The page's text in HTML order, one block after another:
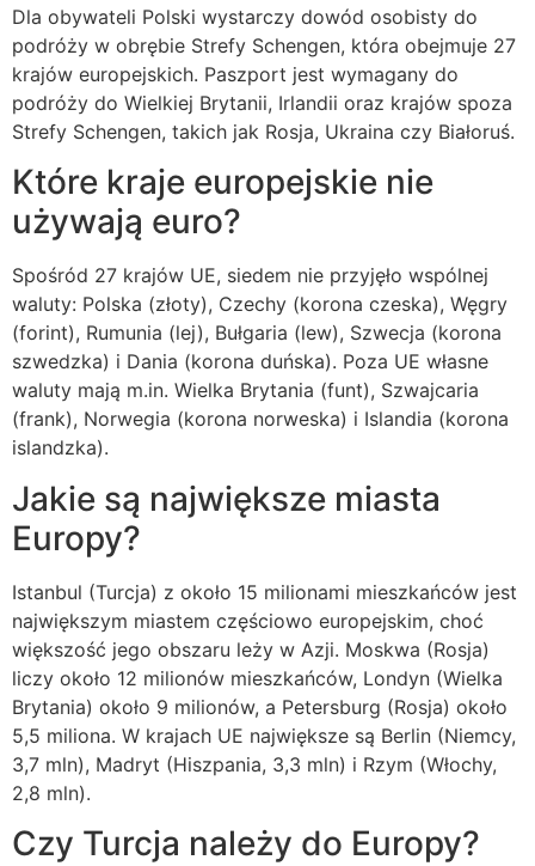
Dla obywateli Polski wystarczy dowód osobisty do
podróży w obrębie Strefy Schengen, która obejmuje 27
krajów europejskich. Paszport jest wymagany do
podróży do Wielkiej Brytanii, Irlandii oraz krajów spoza
Strefy Schengen, takich jak Rosja, Ukraina czy Białoruś.
Które kraje europejskie nie
używają euro?
Spośród 27 krajów UE, siedem nie przyjęło wspólnej
waluty: Polska (złoty), Czechy (korona czeska), Węgry
(forint), Rumunia (lej), Bułgaria (lew), Szwecja (korona
szwedzka) i Dania (korona duńska). Poza UE własne
waluty mają m.in. Wielka Brytania (funt), Szwajcaria
(frank), Norwegia (korona norweska) i Islandia (korona
islandzka).
Jakie są największe miasta
Europy?
Istanbul (Turcja) z około 15 milionami mieszkańców jest
największym miastem częściowo europejskim, choć
większość jego obszaru leży w Azji. Moskwa (Rosja)
liczy około 12 milionów mieszkańców, Londyn (Wielka
Brytania) około 9 milionów, a Petersburg (Rosja) około
5,5 miliona. W krajach UE największe są Berlin (Niemcy,
3,7 mln), Madryt (Hiszpania, 3,3 mln) i Rzym (Włochy,
2,8 mln).
Czy Turcja należy do Europy?